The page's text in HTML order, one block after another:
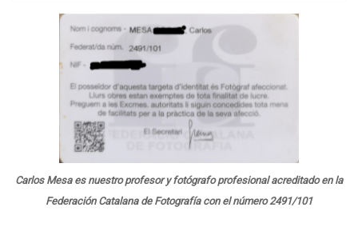
Carlos Mesa es nuestro profesor y fotógrafo profesional acreditado en la
Federación Catalana de Fotografía con el número 2491/101